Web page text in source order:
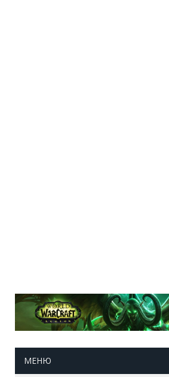
МЕНЮ